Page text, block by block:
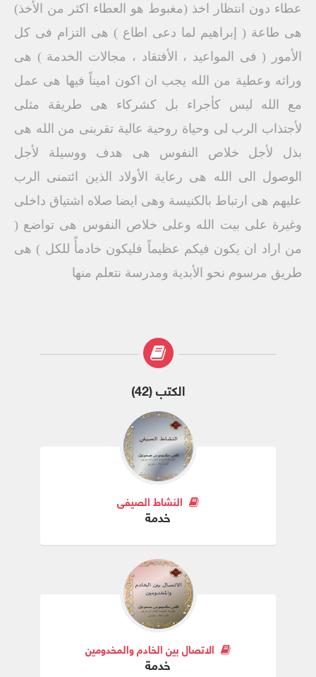
عطاء دون انتظار اخذ (مغبوط هو العطاء اكثر من الأخذ)
هى طاعة ( إبراهيم لما دعى اطاع ) هى التزام فى كل
الأمور ( فى المواعيد ، الأفتقاد ، مجالات الخدمة ) هى
وراثه وعطية من الله يجب ان اكون اميناً فيها هى عمل
مع الله ليس كأجراء بل كشركاء هى طريقة مثلى
لأجتذاب الرب لى وحياة روحية عالية تقربنى من الله هى
بذل لأجل خلاص النفوس هى هدف ووسيلة لأجل
الوصول الى الله هى رعاية الأولاد الذين ائتمنى الرب
عليهم هى ارتباط بالكنيسة وهى ايضا صلاه اشتياق داخلى
وغيرة على بيت الله وعلى خلاص النفوس هى تواضع (
من اراد ان يكون فيكم عظيماً فليكون خادمأً للكل ) هى
طريق مرسوم نحو الأبدية ومدرسة نتعلم منها
الكتب (42)
النشاط الصيفي
خدمة
الاتصال بين الخادم والمخدومين
خدمة